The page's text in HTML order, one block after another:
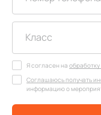
Я согласен на
Соглашаюсь получать
информацию о